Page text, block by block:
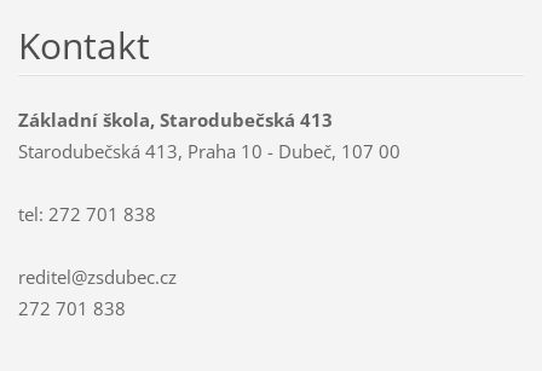
Kontakt
Základní škola, Starodubečská 413
Starodubečská 413, Praha 10 - Dubeč, 107 00
tel: 272 701 838
reditel@zsdubec.cz
272 701 838